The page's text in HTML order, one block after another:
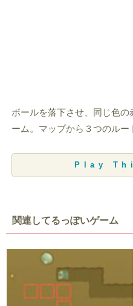
ボールを落下させ、同じ色
ーム。マップから３つのルー
Play
関連してるっぽいゲーム